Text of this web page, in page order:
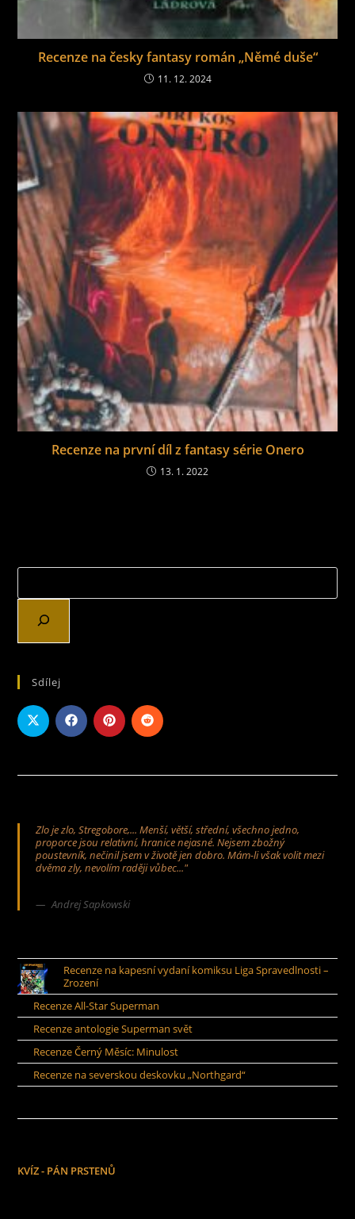
Recenze na česky fantasy román „Němé duše“
11. 12. 2024
Recenze na první díl z fantasy série Onero
13. 1. 2022
Sdílej
Zlo je zlo, Stregobore,... Menší, větší, střední, všechno jedno,
proporce jsou relativní, hranice nejasné. Nejsem zbožný
poustevník, nečinil jsem v životě jen dobro. Mám-li však volit mezi
dvěma zly, nevolím raději vůbec..."
Andrej Sapkowski
Recenze na kapesní vydaní komiksu Liga Spravedlnosti –
Zrození
Recenze All-Star Superman
Recenze antologie Superman svět
Recenze Černý Měsíc: Minulost
Recenze na severskou deskovku „Northgard“
KVÍZ - PÁN PRSTENŮ